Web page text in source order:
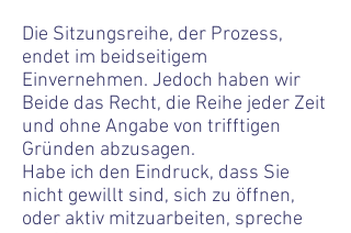
Die Sitzungsreihe, der Prozess,
endet im beidseitigem
Einvernehmen. Jedoch haben wir
Beide das Recht, die Reihe jeder Zeit
und ohne Angabe von trifftigen
Gründen abzusagen.
Habe ich den Eindruck, dass Sie
nicht gewillt sind, sich zu öffnen,
oder aktiv mitzuarbeiten, spreche